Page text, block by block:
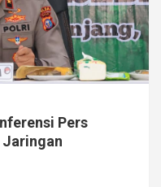
Pers
Jaringan